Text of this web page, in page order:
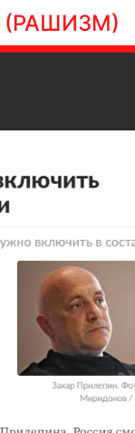
(РАШИЗМ)